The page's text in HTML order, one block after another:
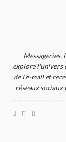
Messageries,
explore l'univers
de l'e-mail et
réseaux sociaux